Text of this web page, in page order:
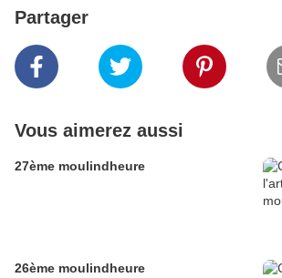
Partager
Vous aimerez aussi
27ème moulindheure
26ème moulindheure